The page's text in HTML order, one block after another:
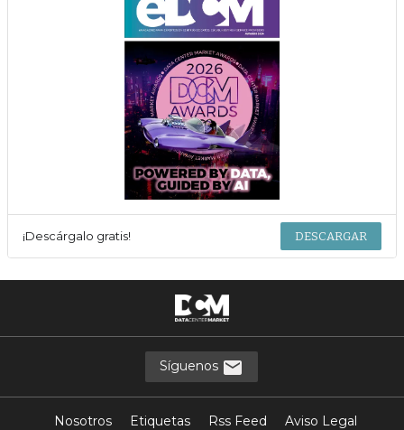
¡Descárgalo gratis! DESCARGAR
Síguenos
Nosotros Etiquetas Rss Feed
Aviso Legal